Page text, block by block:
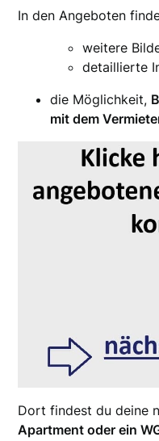
In den Angeboten
weitere
detaillierte
die Möglichkeit,
mit dem
Dort findest du deine
Apartment oder ein